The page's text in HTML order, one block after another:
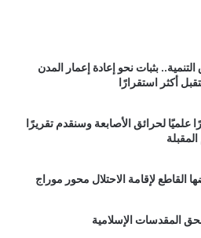
بثبات نحو إعادة إعمار المدن
أكثر استقرارًا
علميًا لحرائق الأصابعة وسنقدم تقريرًا
القاطع لإقامة الاحتلال محور موراج
بحق المقدسات الإسلامية